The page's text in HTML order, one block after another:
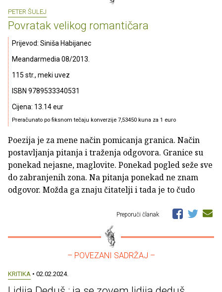
PETER ŠULEJ
Povratak velikog romantičara
Prijevod: Siniša Habijanec
Meandarmedia 08/2013.
115 str., meki uvez
ISBN 9789533340531
Cijena: 13.14 eur
Preračunato po fiksnom tečaju konverzije 7,53450 kuna za 1 euro
Poezija je za mene način pomicanja granica. Način
postavljanja pitanja i traženja odgovora. Granice su
ponekad nejasne, maglovite. Ponekad pogled seže sve
do zabranjenih zona. Na pitanja ponekad ne znam
odgovor. Možda ga znaju čitatelji i tada je to čudo
Preporuči članak
– POVEZANI SADRŽAJ –
KRITIKA • 02.02.2024.